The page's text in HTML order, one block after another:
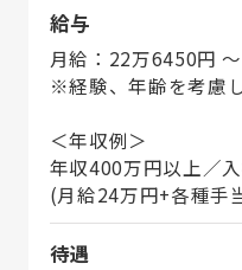
給与
月給：22万6450円
※経験、年齢を考慮
＜年収例＞
年収400万円以上／
(月給24万円+各種手
待遇